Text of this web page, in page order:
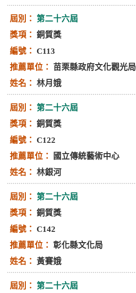
第二十六屆
銅質獎
C113
苗栗縣政府文化觀光局
林月娥
第二十六屆
銅質獎
C122
國立傳統藝術中心
林銀河
第二十六屆
銅質獎
C142
彰化縣文化局
黃賽娥
第二十六屆